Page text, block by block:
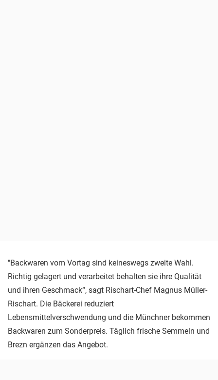
"Backwaren vom Vortag sind keineswegs zweite Wahl.
Richtig gelagert und verarbeitet behalten sie ihre Qualität
und ihren Geschmack“, sagt Rischart-Chef Magnus Müller-
Rischart. Die Bäckerei reduziert
Lebensmittelverschwendung und die Münchner bekommen
Backwaren zum Sonderpreis. Täglich frische Semmeln und
Brezn ergänzen das Angebot.